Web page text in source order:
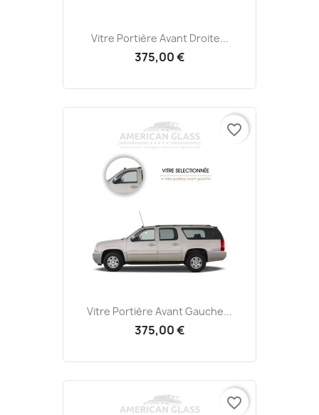
Vitre Portière Avant Droite...
375,00 €
Vitre Portière Avant Gauche...
375,00 €
favorite_border
favorite_border